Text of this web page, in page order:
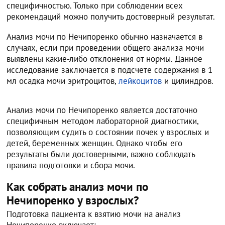
специфичностью. Только при соблюдении всех
рекомендаций можно получить достоверный результат.
Анализ мочи по Нечипоренко обычно назначается в
случаях, если при проведении общего анализа мочи
выявлены какие-либо отклонения от нормы. Данное
исследование заключается в подсчете содержания в 1
мл осадка мочи эритроцитов,лейкоцитов и цилиндров.
Анализ мочи по Нечипоренко является достаточно
специфичным методом лабораторной диагностики,
позволяющим судить о состоянии почек у взрослых и
детей, беременных женщин. Однако чтобы его
результаты были достоверными, важно соблюдать
правила подготовки и сбора мочи.
Как собрать анализ мочи по
Нечипоренко у взрослых?
Подготовка пациента к взятию мочи на анализ